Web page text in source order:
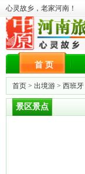
心灵故乡，老家河南！
首 页
首页 > 出境游 > 西班牙
景区景点